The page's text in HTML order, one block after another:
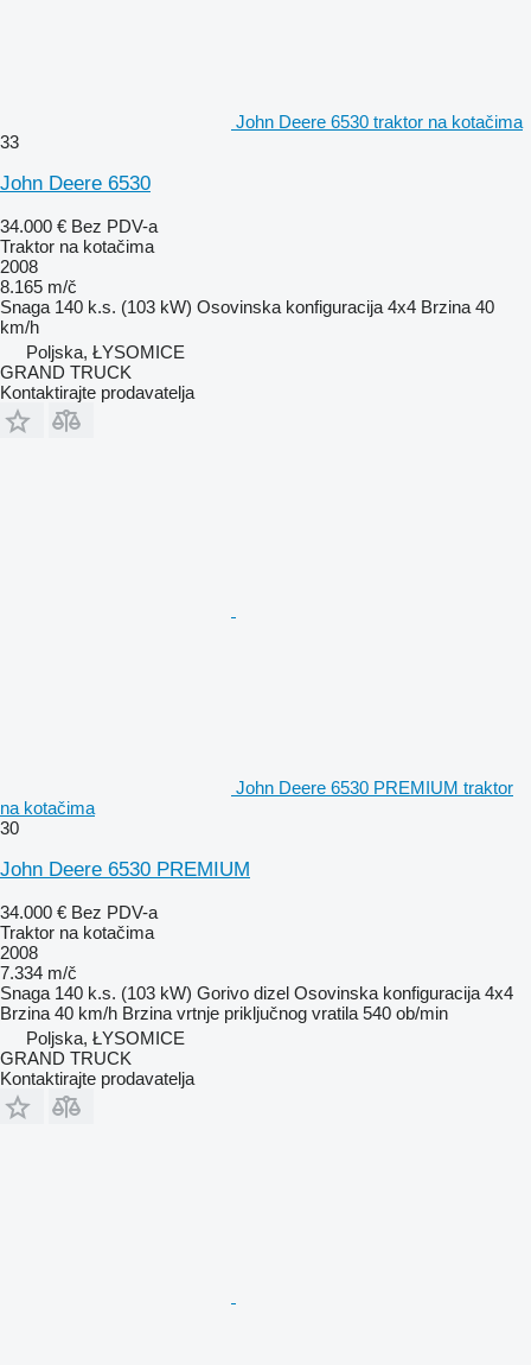
John Deere 6530 traktor na kotačima
33
John Deere 6530
34.000 € Bez PDV-a
Traktor na kotačima
2008
8.165 m/č
Snaga 140 k.s. (103 kW) Osovinska konfiguracija 4x4 Brzina 40
km/h
Poljska, ŁYSOMICE
GRAND TRUCK
Kontaktirajte prodavatelja
John Deere 6530 PREMIUM traktor
na kotačima
30
John Deere 6530 PREMIUM
34.000 € Bez PDV-a
Traktor na kotačima
2008
7.334 m/č
Snaga 140 k.s. (103 kW) Gorivo dizel Osovinska konfiguracija 4x4
Brzina 40 km/h Brzina vrtnje priključnog vratila 540 ob/min
Poljska, ŁYSOMICE
GRAND TRUCK
Kontaktirajte prodavatelja